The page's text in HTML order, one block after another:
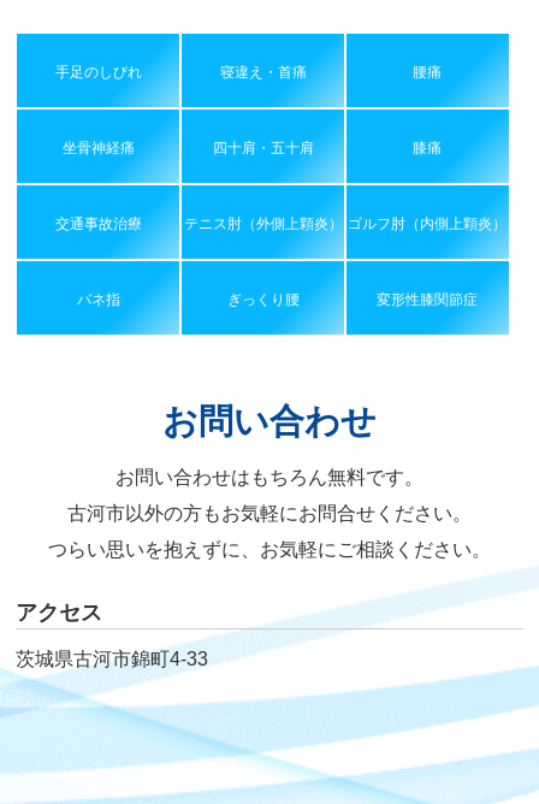
手足のしびれ 寝違え・首痛 腰痛
坐骨神経痛 四十肩・五十肩 膝痛
交通事故治療 テニス肘（外側上顆炎） ゴルフ肘（内側上顆炎）
バネ指 ぎっくり腰 変形性膝関節症
お問い合わせ
お問い合わせはもちろん無料です。
古河市以外の方もお気軽にお問合せください。
つらい思いを抱えずに、お気軽にご相談ください。
アクセス
茨城県古河市錦町4-33